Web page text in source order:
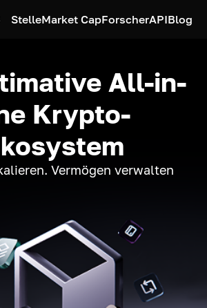
StelleMarket CapForscherAPIBlog
All-in-
Krypto-
Vermögen verwalten